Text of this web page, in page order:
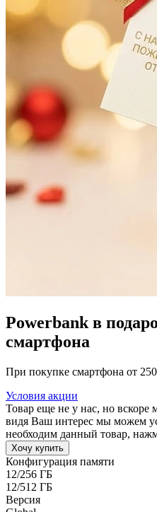
Powerbank в
смартфона
При покупке смартфона от
Условия акции
Товар еще не у нас, но вскоре
видя Ваш интерес мы можем
необходим данный товар,
Хочу купить
Конфигурация памяти
12/256 ГБ
12/512 ГБ
Версия